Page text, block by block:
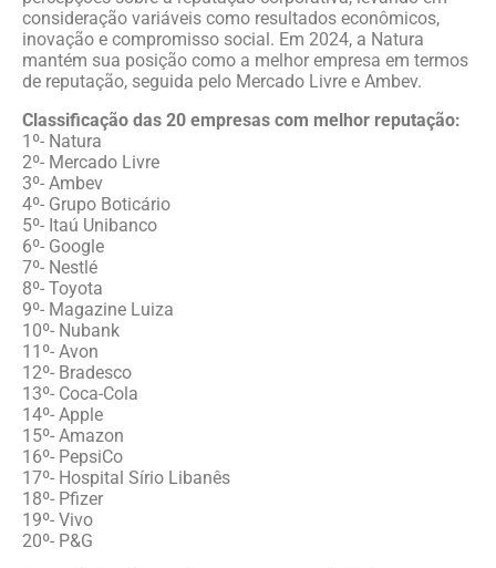
consideração variáveis como resultados econômicos,
inovação e compromisso social. Em 2024, a Natura
mantém sua posição como a melhor empresa em termos
de reputação, seguida pelo Mercado Livre e Ambev.
Classificação das 20 empresas com melhor reputação:
1º- Natura
2º- Mercado Livre
3º- Ambev
4º- Grupo Boticário
5º- Itaú Unibanco
6º- Google
7º- Nestlé
8º- Toyota
9º- Magazine Luiza
10º- Nubank
11º- Avon
12º- Bradesco
13º- Coca-Cola
14º- Apple
15º- Amazon
16º- PepsiCo
17º- Hospital Sírio Libanês
18º- Pfizer
19º- Vivo
20º- P&G